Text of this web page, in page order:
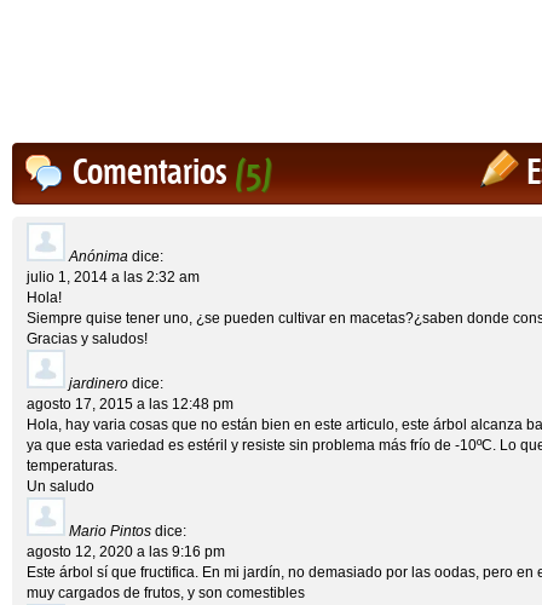
Comentarios(5)
Anónima dice:
julio 1, 2014 a las 2:32 am
Hola!
Siempre quise tener uno, ¿se pueden cultivar en macetas?¿saben donde
Gracias y saludos!
jardinero dice:
agosto 17, 2015 a las 12:48 pm
Hola, hay varia cosas que no están bien en este articulo, este árbol alcanza
ya que esta variedad es estéril y resiste sin problema más frío de -10ºC. Lo
temperaturas.
Un saludo
Mario Pintos dice:
agosto 12, 2020 a las 9:16 pm
Este árbol sí que fructifica. En mi jardín, no demasiado por las oodas, pero en
muy cargados de frutos, y son comestibles